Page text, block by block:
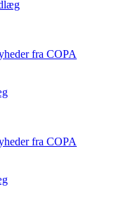
fra COPA
fra COPA